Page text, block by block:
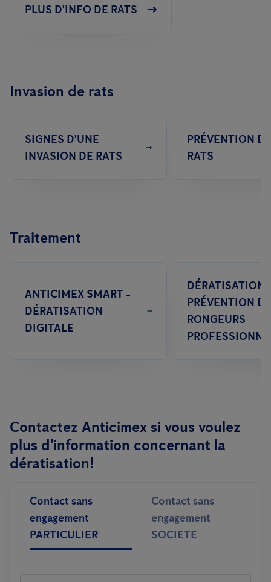
PLUS D'INFO DE RATS
Invasion de rats
SIGNES D'UNE
INVASION DE RATS
PRÉVENTION DE
RATS
Traitement
ANTICIMEX SMART -
DÉRATISATION
DIGITALE
DÉRATISATION
PRÉVENTION DE
RONGEURS
Contactez Anticimex si vous voulez
plus d'information concernant la
dératisation!
Contact sans
engagement
PARTICULIER
Contact sans
engagement
SOCIETE